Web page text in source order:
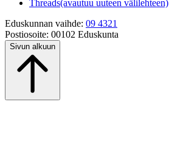
Threads(avautuu uuteen välilehteen)
Eduskunnan vaihde: 09 4321
Postiosoite: 00102 Eduskunta
Sivun alkuun